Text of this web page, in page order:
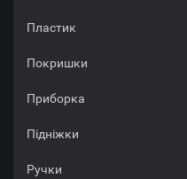
Пластик
Покришки
Приборка
Підніжки
Ручки